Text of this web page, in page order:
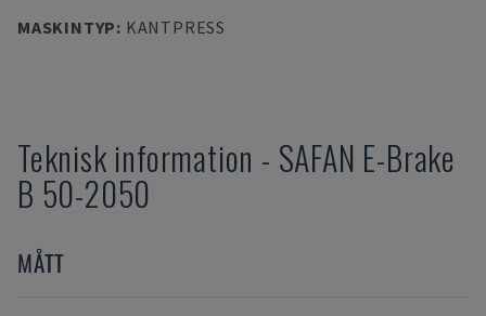
MASKINTYP: KANTPRESS
Teknisk information - SAFAN E-Brake
B 50-2050
MÅTT